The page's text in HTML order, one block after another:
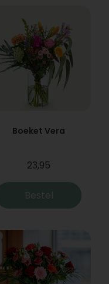
Boeket Vera
23,95
Bestel